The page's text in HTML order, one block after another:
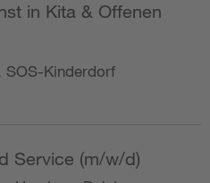
in Kita & Offenen
SOS-Kinderdorf
Service (m/w/d)